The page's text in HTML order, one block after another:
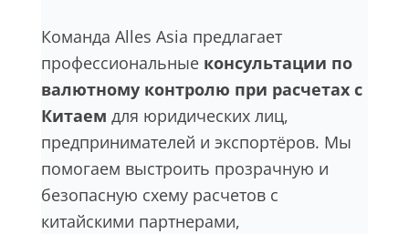
Команда Alles Asia предлагает
профессиональные консультации по
валютному контролю при расчетах с
Китаем для юридических лиц,
предпринимателей и экспортёров. Мы
помогаем выстроить прозрачную и
безопасную схему расчетов с
китайскими партнерами,